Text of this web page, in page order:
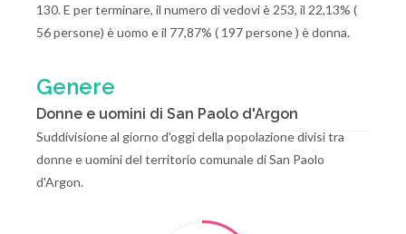
130. E per terminare, il numero di vedovi è 253, il 22,13% (
56 persone) è uomo e il 77,87% ( 197 persone ) è donna.
Genere
Donne e uomini di San Paolo d'Argon
Suddivisione al giorno d'oggi della popolazione divisi tra
donne e uomini del territorio comunale di San Paolo
d'Argon.